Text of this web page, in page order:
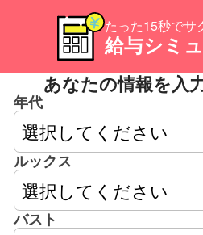
たった15秒でサ
給与シミ
あなたの情報を入
年代
ルックス
バスト